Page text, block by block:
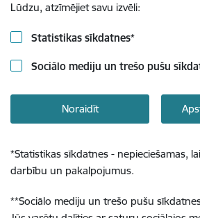
Lūdzu, atzīmējiet savu izvēli:
Statistikas sīkdatnes*
Sociālo mediju un trešo pušu
Noraidīt
*Statistikas sīkdatnes - nepieciešamas,
darbību un pakalpojumus.
**Sociālo mediju un trešo pušu